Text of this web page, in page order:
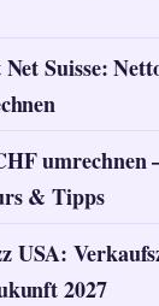
Suisse:
umrechnen
& Tipps
USA:
2027